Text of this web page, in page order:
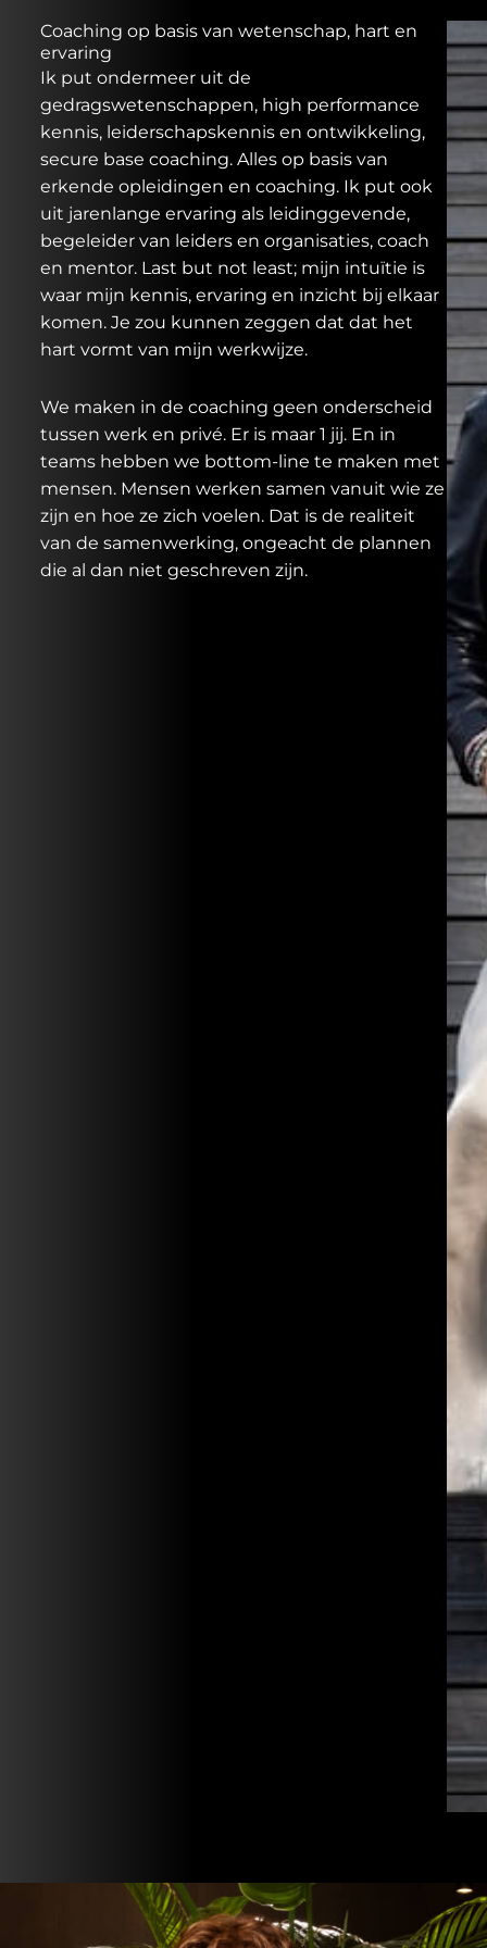
Coaching op basis van wetenschap, hart en
ervaring
Ik put ondermeer uit de
gedragswetenschappen, high performance
kennis, leiderschapskennis en ontwikkeling,
secure base coaching. Alles op basis van
erkende opleidingen en coaching. Ik put ook
uit jarenlange ervaring als leidinggevende,
begeleider van leiders en organisaties, coach
en mentor. Last but not least; mijn intuïtie is
waar mijn kennis, ervaring en inzicht bij elkaar
komen. Je zou kunnen zeggen dat dat het
hart vormt van mijn werkwijze.
We maken in de coaching geen onderscheid
tussen werk en privé. Er is maar 1 jij. En in
teams hebben we bottom-line te maken met
mensen. Mensen werken samen vanuit wie ze
zijn en hoe ze zich voelen. Dat is de realiteit
van de samenwerking, ongeacht de plannen
die al dan niet geschreven zijn.